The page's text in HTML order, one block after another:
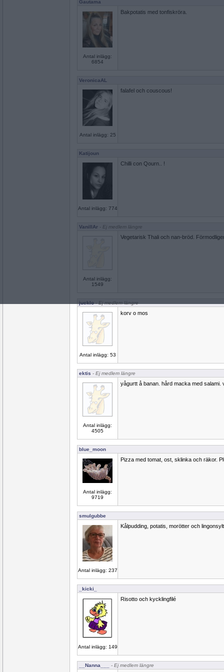
Gautama
Antal inlägg:
6854
Bakpotatis med tonfiskröra.
VeronicaAL
Antal inlägg: 25
falafel och couscous!
Katijoun
Antal inlägg: 774
Chilli con Qourn.. !
VanillAr - Ej medlem längre
Antal inlägg:
1549
Vegetarisk Thali och nan-bröd.
jucklo - Ej medlem längre
Antal inlägg: 53
korv o mos
ektis - Ej medlem längre
Antal inlägg:
4505
yågurtt å banan. hård macka med salami.
blue_moon
Antal inlägg:
9719
Pizza med tomat, ost, sklinka och räkor.
smulgubbe
Antal inlägg: 237
Kålpudding, potatis, morötter och
_kicki_
Antal inlägg: 149
Risotto och kycklingfilé
__Nanna___ - Ej medlem längre